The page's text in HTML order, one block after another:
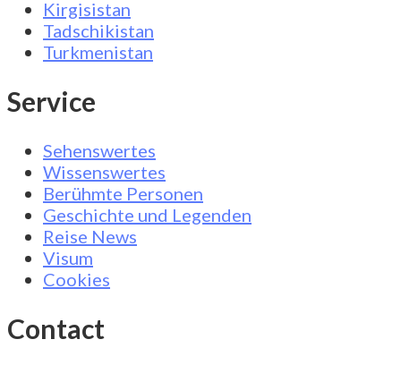
Kirgisistan
Tadschikistan
Turkmenistan
Service
Sehenswertes
Wissenswertes
Berühmte Personen
Geschichte und Legenden
Reise News
Visum
Cookies
Contact